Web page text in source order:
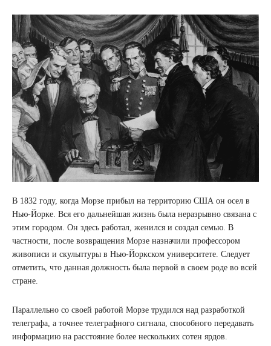
В 1832 году, когда Морзе прибыл на территорию США он осел в
Нью-Йорке. Вся его дальнейшая жизнь была неразрывно связана с
этим городом. Он здесь работал, женился и создал семью. В
частности, после возвращения Морзе назначили профессором
живописи и скульптуры в Нью-Йоркском университете. Следует
отметить, что данная должность была первой в своем роде во всей
стране.
Параллельно со своей работой Морзе трудился над разработкой
телеграфа, а точнее телеграфного сигнала, способного передавать
информацию на расстояние более нескольких сотен ярдов.